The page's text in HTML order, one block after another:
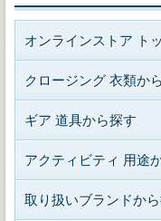
オンラインストア ト
クロージング 衣類か
ギア 道具から探す
アクティビティ 用途
取り扱いブランドか